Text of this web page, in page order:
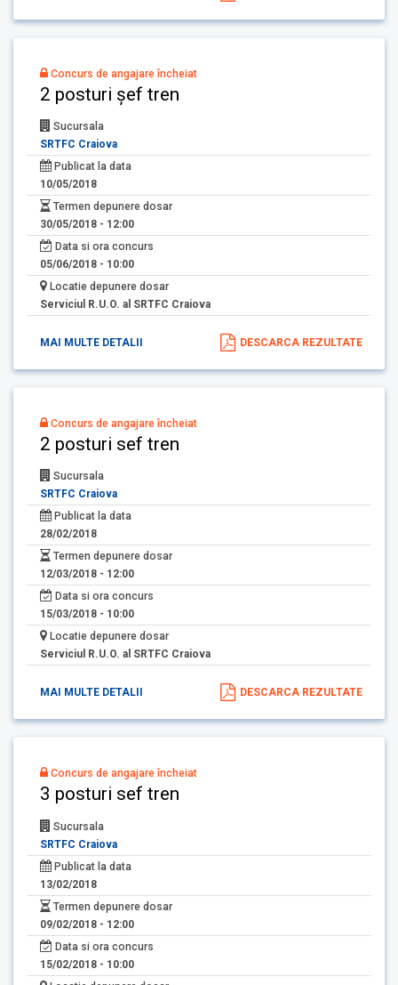
Concurs de angajare încheiat
2 posturi șef tren
Sucursala
SRTFC Craiova
Publicat la data
10/05/2018
Termen depunere dosar
30/05/2018 - 12:00
Data si ora concurs
05/06/2018 - 10:00
Locatie depunere dosar
Serviciul R.U.O. al SRTFC Craiova
MAI MULTE DETALII DESCARCA REZULTATE
Concurs de angajare încheiat
2 posturi sef tren
Sucursala
SRTFC Craiova
Publicat la data
28/02/2018
Termen depunere dosar
12/03/2018 - 12:00
Data si ora concurs
15/03/2018 - 10:00
Locatie depunere dosar
Serviciul R.U.O. al SRTFC Craiova
MAI MULTE DETALII DESCARCA REZULTATE
Concurs de angajare încheiat
3 posturi sef tren
Sucursala
SRTFC Craiova
Publicat la data
13/02/2018
Termen depunere dosar
09/02/2018 - 12:00
Data si ora concurs
15/02/2018 - 10:00